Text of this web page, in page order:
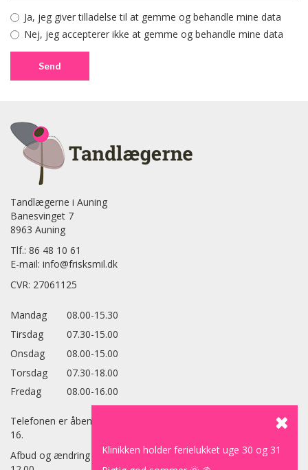
Ja, jeg giver tilladelse til at gemme og behandle mine data
Nej, jeg accepterer ikke at gemme og behandle mine data
Tandlægerne i Auning
Banesvinget 7
8963 Auning
Tlf.: 86 48 10 61
E-mail: info@frisksmil.dk
CVR: 27061125
Mandag
08.00-15.30
Tirsdag
07.30-15.00
Onsdag
08.00-15.00
Torsdag
07.30-18.00
Fredag
08.00-16.00
Telefonen er åben alle dage fra 8.15 til 15. Torsdag fra 8.15 til
16.
Afbud og ændring af tider skal ske senest dagen før inden kl.
Klinikken holder ferielukket uge 30 og 31